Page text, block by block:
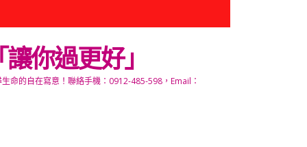
你過更好」
命的自在寫意！聯絡手機：0912-485-598，Email：